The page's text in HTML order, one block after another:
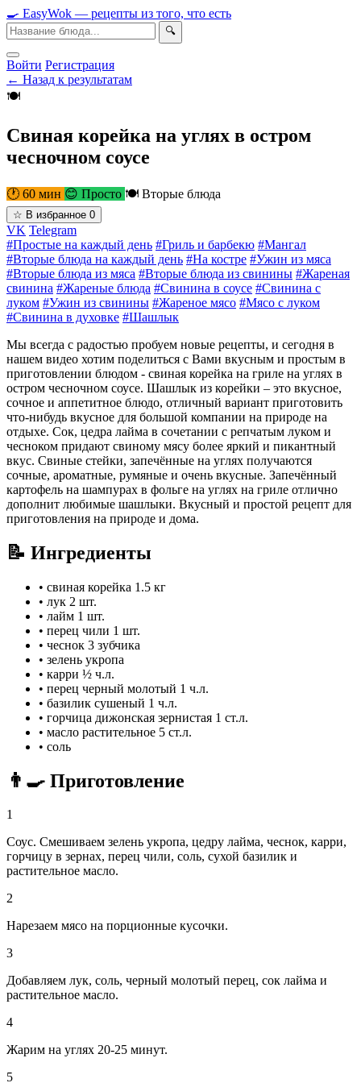
🍳 EasyWok — рецепты из того, что есть
🔍
Войти Регистрация
← Назад к результатам
🍽
Свиная корейка на углях в остром
чесночном соусе
🕐 60 мин 😊 Просто 🍽 Вторые блюда
☆ В избранное 0
VK Telegram
#Простые на каждый день #Гриль и барбекю #Мангал
#Вторые блюда на каждый день #На костре #Ужин из мяса
#Вторые блюда из мяса #Вторые блюда из свинины #Жареная
свинина #Жареные блюда #Свинина в соусе #Свинина с
луком #Ужин из свинины #Жареное мясо #Мясо с луком
#Свинина в духовке #Шашлык
Мы всегда с радостью пробуем новые рецепты, и сегодня в
нашем видео хотим поделиться с Вами вкусным и простым в
приготовлении блюдом - свиная корейка на гриле на углях в
остром чесночном соусе. Шашлык из корейки – это вкусное,
сочное и аппетитное блюдо, отличный вариант приготовить
что-нибудь вкусное для большой компании на природе на
отдыхе. Сок, цедра лайма в сочетании с репчатым луком и
чесноком придают свиному мясу более яркий и пикантный
вкус. Свиные стейки, запечённые на углях получаются
сочные, ароматные, румяные и очень вкусные. Запечённый
картофель на шампурах в фольге на углях на гриле отлично
дополнит любимые шашлыки. Вкусный и простой рецепт для
приготовления на природе и дома.
📝 Ингредиенты
• свиная корейка 1.5 кг
• лук 2 шт.
• лайм 1 шт.
• перец чили 1 шт.
• чеснок 3 зубчика
• зелень укропа
• карри ½ ч.л.
• перец черный молотый 1 ч.л.
• базилик сушеный 1 ч.л.
• горчица дижонская зернистая 1 ст.л.
• масло растительное 5 ст.л.
• соль
👨‍🍳 Приготовление
1
Соус. Смешиваем зелень укропа, цедру лайма, чеснок, карри,
горчицу в зернах, перец чили, соль, сухой базилик и
растительное масло.
2
Нарезаем мясо на порционные кусочки.
3
Добавляем лук, соль, черный молотый перец, сок лайма и
растительное масло.
4
Жарим на углях 20-25 минут.
5